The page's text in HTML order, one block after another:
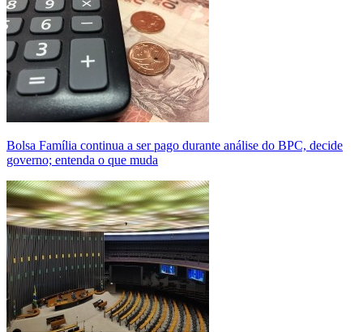
Bolsa Família continua a ser pago durante análise do BPC, decide
governo; entenda o que muda